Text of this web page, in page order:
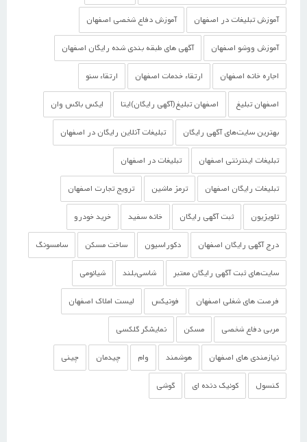
آموزش تبلیغات در اصفهان آموزش دفاع شخصی اصفهان
آموزش ووشو اصفهان آگهی های طبقه بندی شده رایگان اصفهان
اجاره خانه اصفهان ارتقاء خدمات اصفهان ارتقاء سئو
اصفهان تبلیغ اصفهان تبلیغ(آگهی رایگان)ایتا ایکس باکس وان
بهترین سایت‌های آگهی رایگان تبلیغات آنلاین رایگان در اصفهان
تبلیغات اینترنتی اصفهان تبلیغات در اصفهان
تبلیغات رایگان اصفهان ترمز ماشین ترویج تجارت اصفهان
تلویزیون ثبت آگهی رایگان خانه سفید خرید خودرو
درج آگهی رایگان اصفهان دکوراسیون ساخت مسکن سامسونگ
سایت‌های ثبت آگهی رایگان معتبر شاسی‌بلند شیائومی
فرصت های شغلی اصفهان فونیکس لیست املاک اصفهان
مربی دفاع شخصی مسکن نمایشگر گلکسی
نیازمندی های اصفهان هوشمند وام چیدمان چینی
کنسول کوئیک دنده ای گوشی‌